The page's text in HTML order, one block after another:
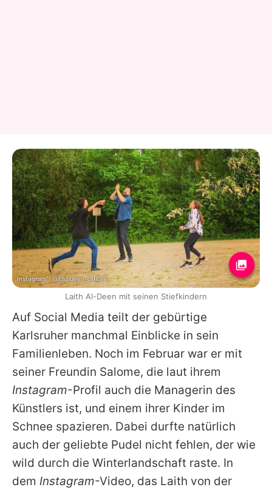
Auf Social Media teilt der gebürtige
Karlsruher manchmal Einblicke in sein
Familienleben. Noch im Februar war er mit
seiner Freundin Salome, die laut ihrem
Instagram-Profil auch die Managerin des
Künstlers ist, und einem ihrer Kinder im
Schnee spazieren. Dabei durfte natürlich
auch der geliebte Pudel nicht fehlen, der wie
wild durch die Winterlandschaft raste. In
dem Instagram-Video, das Laith von der
Instagram / laithaldeen_official
Laith Al-Deen mit seinen Stiefkindern